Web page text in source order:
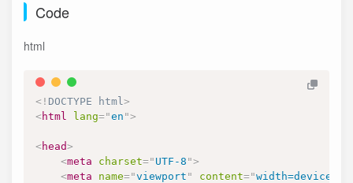
Code
html
<! DOCTYPE html>
<html lang="en ">
<head>
<meta charset=" UTF-8 ">
<meta name="viewport " content="width=device-